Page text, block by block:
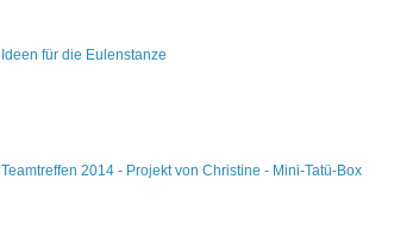
Ideen für die Eulenstanze
Teamtreffen 2014 - Projekt von Christine - Mini-Tatü-Box